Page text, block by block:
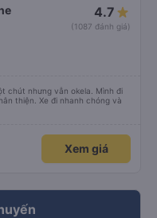
4.7
(1087 đánh giá)
chút nhưng vẫn okela. Mình đi
thiện. Xe đi nhanh chóng và
Xem giá